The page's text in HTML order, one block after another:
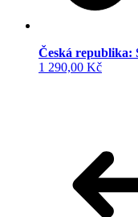
Česká republika:
1 290,00 Kč